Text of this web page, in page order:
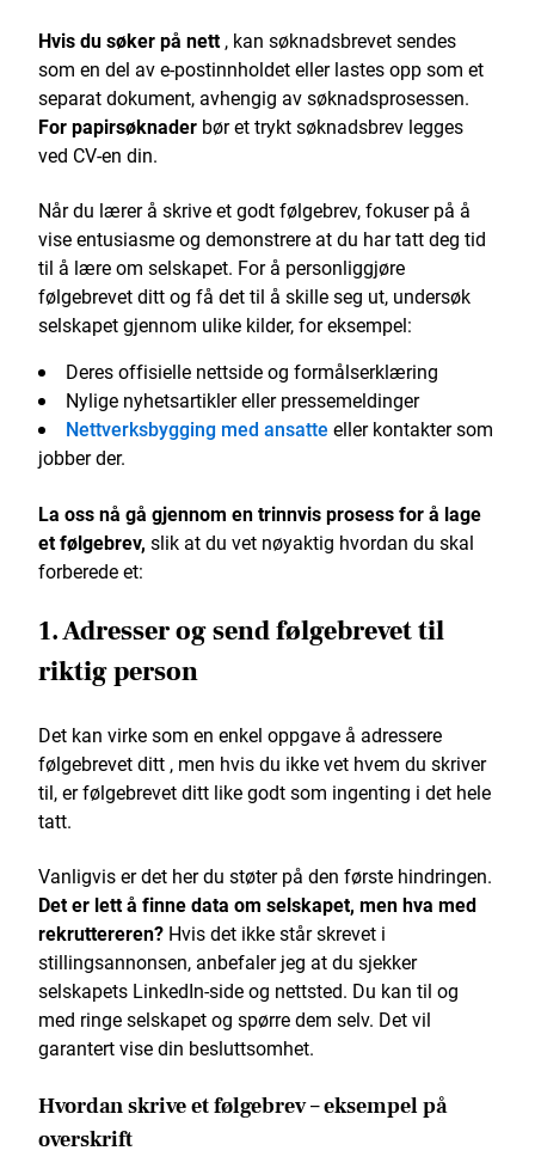
Hvis du søker på nett, kan søknadsbrevet sendes
som en del av e-postinnholdet eller lastes opp som et
separat dokument, avhengig av søknadsprosessen.
For papirsøknader bør et trykt søknadsbrev legges
ved CV-en din.
Når du lærer å skrive et godt følgebrev, fokuser på å
vise entusiasme og demonstrere at du har tatt deg tid
til å lære om selskapet. For å personliggjøre
følgebrevet ditt og få det til å skille seg ut, undersøk
selskapet gjennom ulike kilder, for eksempel:
Deres offisielle nettside og formålserklæring
Nylige nyhetsartikler eller pressemeldinger
Nettverksbygging med ansatte eller kontakter som
jobber der.
La oss nå gå gjennom en trinnvis prosess for å lage
etfølgebrev, slik at du vet nøyaktig hvordan du skal
forberede et:
1. Adresser og send følgebrevet til
riktig person
Det kan virke som en enkel oppgave å adressere
følgebrevet ditt , men hvis du ikke vet hvem du skriver
til, er følgebrevet ditt like godt som ingenting i det hele
tatt.
Vanligvis er det her du støter på den første hindringen.
Det er lett å finne data om selskapet, men hva med
rekruttereren? Hvis det ikke står skrevet i
stillingsannonsen, anbefaler jeg at du sjekker
selskapets LinkedIn-side og nettsted. Du kan til og
med ringe selskapet og spørre dem selv. Det vil
garantert vise din besluttsomhet.
Hvordan skrive et følgebrev – eksempel på
overskrift